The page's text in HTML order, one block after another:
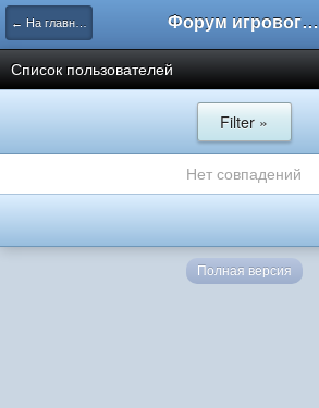
← На главную Форум игрового проекта Riverrise
Список пользователей
Filter »
Нет совпадений
Полная версия